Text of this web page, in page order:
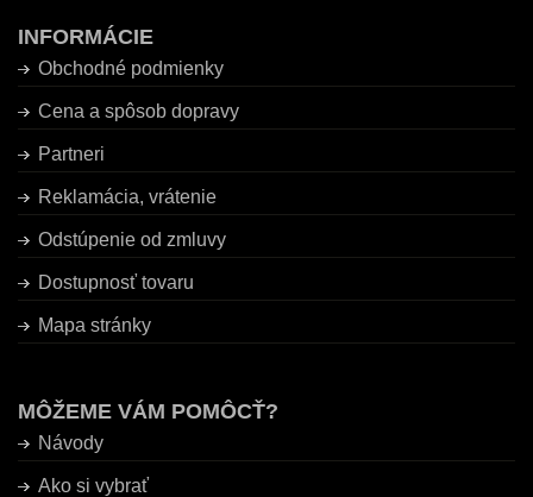
INFORMÁCIE
Obchodné podmienky
Cena a spôsob dopravy
Partneri
Reklamácia, vrátenie
Odstúpenie od zmluvy
Dostupnosť tovaru
Mapa stránky
MÔŽEME VÁM POMÔCŤ?
Návody
Ako si vybrať